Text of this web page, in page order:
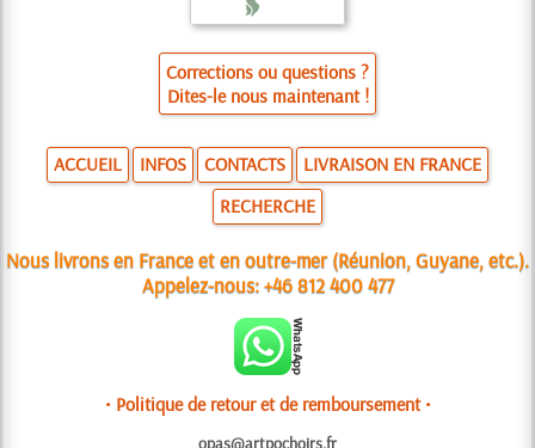
Corrections ou questions ?
Dites-le nous maintenant !
ACCUEIL INFOS CONTACTS
LIVRAISON EN FRANCE
RECHERCHE
Nous livrons en France et en outre-mer (Réunion, Guyane, etc.).
Appelez-nous:+46 812 400 477
• Politique de retour et de remboursement •
opas@artpochoirs.fr